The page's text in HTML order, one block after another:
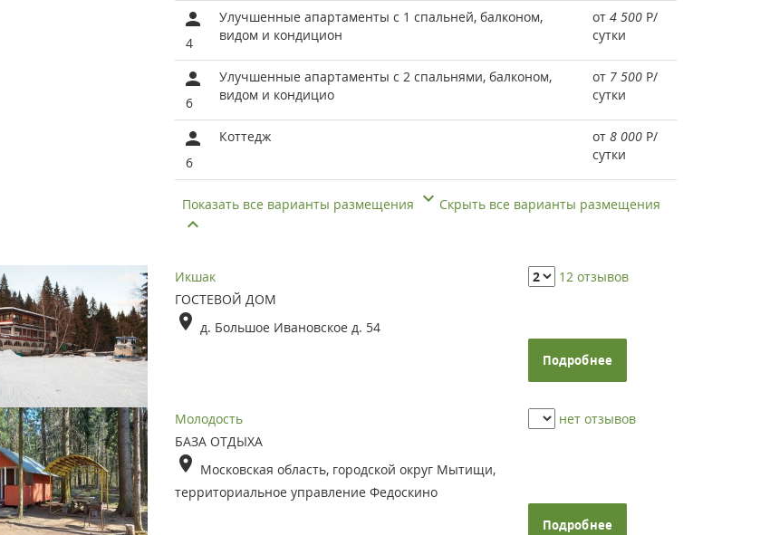
4
Улучшенные апартаменты с 1 спальней, балконом,
видом и кондицион
от 4 500 Р/
сутки
6
Улучшенные апартаменты с 2 спальнями, балконом,
видом и кондицио
от 7 500 Р/
сутки
6
Коттедж от 8 000 Р/
сутки
Показать все варианты размещения Скрыть все варианты размещения
Икшак
ГОСТЕВОЙ ДОМ
д. Большое Ивановское д. 54
12 отзывов
Подробнее
Молодость
БАЗА ОТДЫХА
Московская область, городской округ Мытищи,
территориальное управление Федоскино
нет отзывов
Подробнее